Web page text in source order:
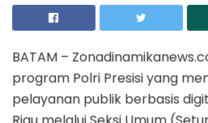
BATAM –
program Polri Presisi yang
pelayanan publik berbasis